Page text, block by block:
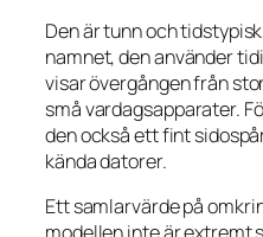
Den är tunn och
namnet, den använder
visar övergången från
små vardagsapparater.
den också ett fint
kända datorer.
Ett samlarvärde på